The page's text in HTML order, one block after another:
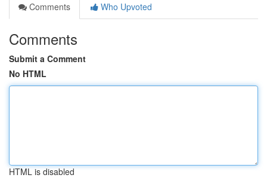
Comments
Who Upvoted
Comments
Submit a Comment
No HTML
HTML is disabled